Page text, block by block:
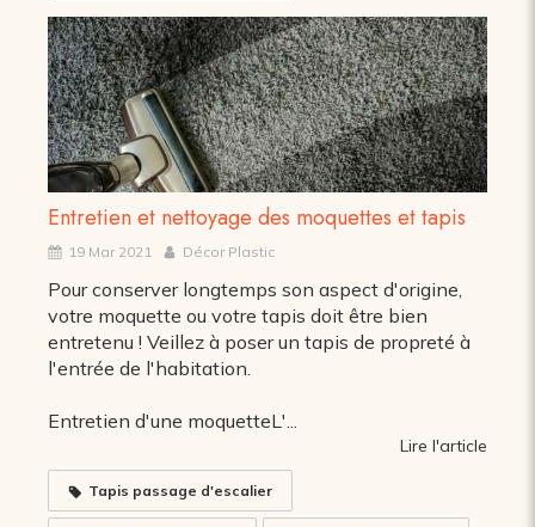
Entretien et nettoyage des moquettes et tapis
19 Mar 2021 Décor Plastic
Pour conserver longtemps son aspect d'origine,
votre moquette ou votre tapis doit être bien
entretenu ! Veillez à poser un tapis de propreté à
l'entrée de l'habitation.
Entretien d'une moquetteL'...
Lire l'article
Tapis passage d'escalier